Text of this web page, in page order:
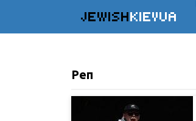
JEWISHKIEVUA
Реп